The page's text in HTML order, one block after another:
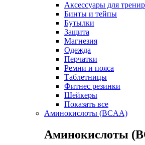
Аксессуары для
Бинты и тейпы
Бутылки
Защита
Магнезия
Одежда
Перчатки
Ремни и пояса
Таблетницы
Фитнес резинки
Шейкеры
Показать все
Аминокислоты (BCAA)
Аминокислоты